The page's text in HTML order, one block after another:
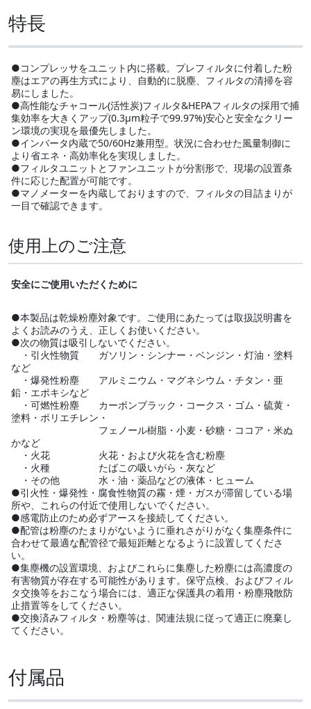
特長
●コンプレッサをユニット内に搭載。プレフィルタに付着した粉
塵はエアの再生方式により、自動的に脱塵、フィルタの清掃を容
易にしました。
●高性能なチャコール(活性炭)フィルタ&HEPAフィルタの採用で捕
集効率を大きくアップ(0.3μm粒子で99.97%)安心と安全なクリー
ン環境の実現を最優先しました。
●インバータ内蔵で50/60Hz兼用型。状況に合わせた風量制御に
より省エネ・高効率化を実現しました。
●フィルタユニットとファンユニットが分割形で、現場の設置条
件に応じた配置が可能です。
●マノメーターを内蔵しておりますので、フィルタの目詰まりが
一目で確認できます。
使用上のご注意
安全にご使用いただくために
●本製品は乾燥粉塵対象です。ご使用にあたっては取扱説明書を
よくお読みのうえ、正しくお使いください。
●次の物質は吸引しないでください。
・引火性物質 ガソリン・シンナー・ベンジン・灯油・塗料
など
・爆発性粉塵 アルミニウム・マグネシウム・チタン・亜
鉛・エポキシなど
・可燃性粉塵 カーボンブラック・コークス・ゴム・硫黄・
塗料・ポリエチレン・
フェノール樹脂・小麦・砂糖・ココア・米ぬ
かなど
・火花 火花・および火花を含む粉塵
・火種 たばこの吸いがら・灰など
・その他 水・油・薬品などの液体・ヒューム
●引火性・爆発性・腐食性物質の霧・煙・ガスが滞留している場
所や、これらの付近で使用しないでください。
●感電防止のため必ずアースを接続してください。
●配管は粉塵のたまりがないように垂れさがりがなく集塵条件に
合わせて最適な配管径で最短距離となるように設置してくださ
い。
●集塵機の設置環境、およびこれらに集塵した粉塵には高濃度の
有害物質が存在する可能性があります。保守点検、およびフィル
タ交換等をおこなう場合には、適正な保護具の着用・粉塵飛散防
止措置等をしてください。
●交換済みフィルタ・粉塵等は、関連法規に従って適正に廃棄し
てください。
付属品